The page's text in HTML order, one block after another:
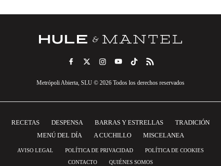
Metrópoli Abierta, SLU © 2026 Todos los derechos reservados
RECETAS DESPENSA BARRAS Y ESTRELLAS
TRADICIÓN
MENÚ DEL DÍA
A CUCHILLO MISCELANEA
AVISO LEGAL POLÍTICA DE PRIVACIDAD
POLÍTICA DE COOKIES
CONTACTO
QUIÉNES SOMOS